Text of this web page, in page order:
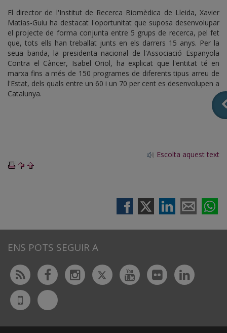
El director de l'Institut de Recerca Biomèdica de Lleida, Xavier
Matías-Guiu ha destacat l'oportunitat que suposa desenvolupar
el projecte de forma conjunta entre 5 grups de recerca, pel fet
que, tots ells han treballat junts en els darrers 15 anys. Per la
seua banda, la presidenta nacional de l'Associació Espanyola
Contra el Càncer, Isabel Oriol, ha explicat que l'entitat té en
marxa fins a més de 150 programes de diferents tipus arreu de
l'Estat, dels quals entre un 60 i un 70 per cent es desenvolupen a
Catalunya.
Escolta aquest text
ENS POTS SEGUIR A
Rss FacebookInstagram
TwitterYoutubeFlickr
UdL
App
Bluesky